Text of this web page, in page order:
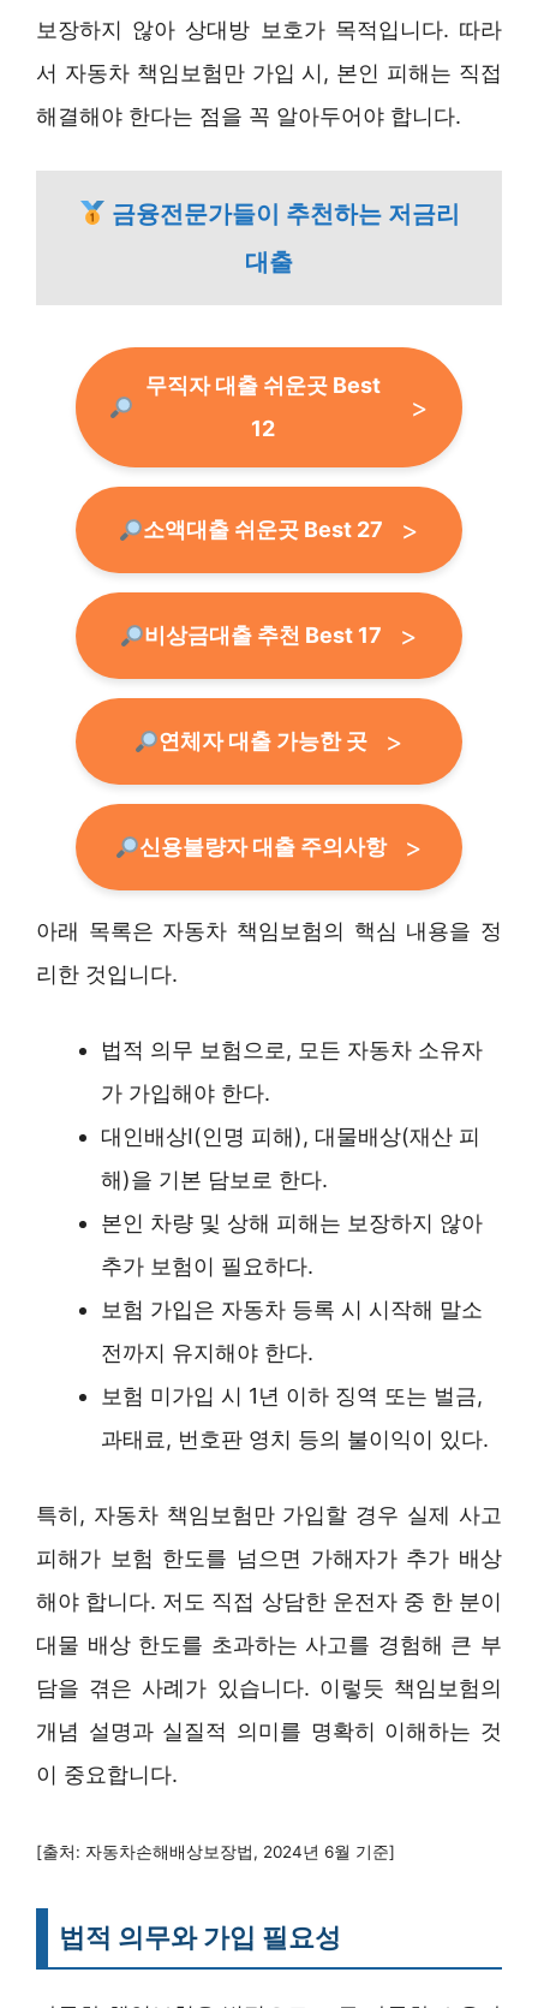
보장하지 않아 상대방 보호가 목적입니다. 따라
서 자동차 책임보험만 가입 시, 본인 피해는 직접
해결해야 한다는 점을 꼭 알아두어야 합니다.
금융전문가들이 추천하는 저금리
대출
무직자 대출 쉬운곳 Best
12
소액대출 쉬운곳 Best 27
비상금대출 추천 Best 17
연체자 대출 가능한 곳
신용불량자 대출 주의사항
아래 목록은 자동차 책임보험의 핵심 내용을 정
리한 것입니다.
법적 의무 보험으로, 모든 자동차 소유자
가 가입해야 한다.
대인배상Ⅰ(인명 피해), 대물배상(재산 피
해)을 기본 담보로 한다.
본인 차량 및 상해 피해는 보장하지 않아
추가 보험이 필요하다.
보험 가입은 자동차 등록 시 시작해 말소
전까지 유지해야 한다.
보험 미가입 시 1년 이하 징역 또는 벌금,
과태료, 번호판 영치 등의 불이익이 있다.
특히, 자동차 책임보험만 가입할 경우 실제 사고
피해가 보험 한도를 넘으면 가해자가 추가 배상
해야 합니다. 저도 직접 상담한 운전자 중 한 분이
대물 배상 한도를 초과하는 사고를 경험해 큰 부
담을 겪은 사례가 있습니다. 이렇듯 책임보험의
개념 설명과 실질적 의미를 명확히 이해하는 것
이 중요합니다.
[출처: 자동차손해배상보장법, 2024년 6월 기준]
법적 의무와 가입 필요성